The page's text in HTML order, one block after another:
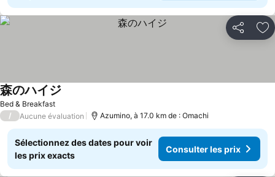
Partager
Bed & Breakfast
森のハイジ
/ Aucune évaluation Azumino, à 17.0 km de : Omachi
Sélectionnez des dates pour voir
les prix exacts
Consulter les prix